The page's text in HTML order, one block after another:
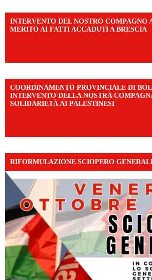
INTERVENTO DEL NOSTRO COMPAGNO
MERITO AI FATTI ACCADUTI A BRESCIA
COORDINAMENTO PROVINCIALE DI
INTERVENTO DELLA NOSTRA
SOLIDARIETÀ AI PALESTINESI
RIFORMULAZIONE SCIOPERO